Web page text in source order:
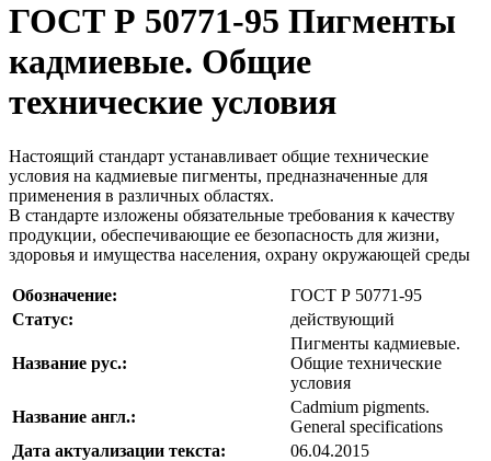
ГОСТ Р 50771-95 Пигменты
кадмиевые. Общие
технические условия
Настоящий стандарт устанавливает общие технические
условия на кадмиевые пигменты, предназначенные для
применения в различных областях.
В стандарте изложены обязательные требования к качеству
продукции, обеспечивающие ее безопасность для жизни,
здоровья и имущества населения, охрану окружающей среды
Обозначение:
ГОСТ Р 50771-95
Статус:
действующий
Название рус.:
Пигменты кадмиевые.
Общие технические
условия
Название англ.:
Cadmium pigments.
General specifications
Дата актуализации текста:
06.04.2015